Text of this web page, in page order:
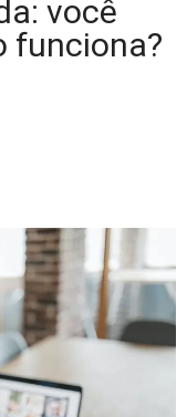
você
funciona?